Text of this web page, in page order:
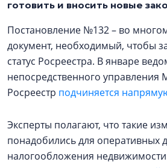
готовить и вносить новые
Постановление №132 – во
документ, необходимый, чтобы
статус Росреестра. В январе
непосредственного управления
Росреестр подчиняется
Эксперты полагают, что такие
понадобились для оперативных
налогообложения